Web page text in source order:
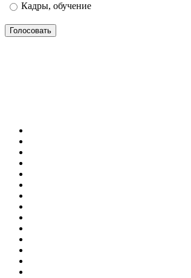
Кадры, обучение